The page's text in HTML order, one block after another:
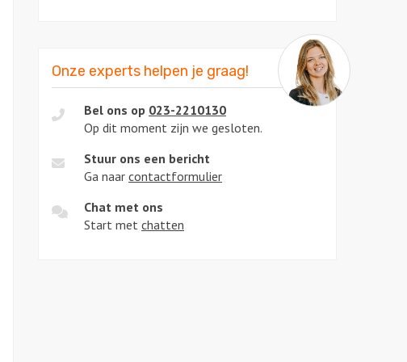
Onze experts helpen je graag!
Bel ons op 023-2210130
Op dit moment zijn we gesloten.
Stuur ons een bericht
Ga naar contactformulier
Chat met ons
Start met chatten